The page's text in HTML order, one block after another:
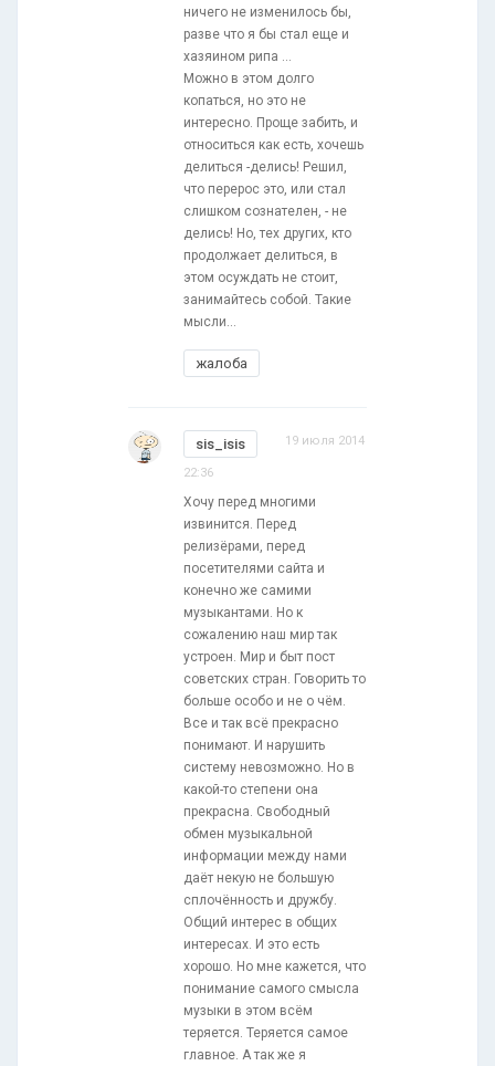
ничего не изменилось бы,
разве что я бы стал еще и
хазяином рипа ...
Можно в этом долго
копаться, но это не
интересно. Проще забить, и
относиться как есть, хочешь
делиться -делись! Решил,
что перерос это, или стал
слишком сознателен, - не
делись! Но, тех других, кто
продолжает делиться, в
этом осуждать не стоит,
занимайтесь собой. Такие
мысли...
жалоба
sis_isis 19 июля 2014
22:36
Хочу перед многими
извинится. Перед
релизёрами, перед
посетителями сайта и
конечно же самими
музыкантами. Но к
сожалению наш мир так
устроен. Мир и быт пост
советских стран. Говорить то
больше особо и не о чём.
Все и так всё прекрасно
понимают. И нарушить
систему невозможно. Но в
какой-то степени она
прекрасна. Свободный
обмен музыкальной
информации между нами
даёт некую не большую
сплочённость и дружбу.
Общий интерес в общих
интересах. И это есть
хорошо. Но мне кажется, что
понимание самого смысла
музыки в этом всём
теряется. Теряется самое
главное. А так же я